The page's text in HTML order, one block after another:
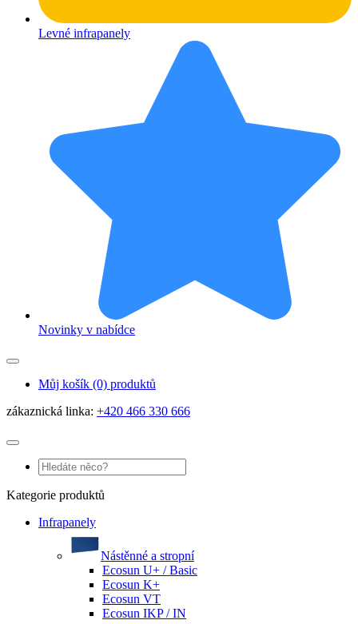
Levné infrapanely
Novinky v nabídce
Můj košík (0) produktů
zákaznická linka: +420 466 330 666
Kategorie produktů
Infrapanely
Nástěnné a stropní
Ecosun U+ / Basic
Ecosun K+
Ecosun VT
Ecosun IKP / IN